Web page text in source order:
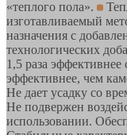
«теплого пола».
изготавливаемый
назначения с
технологических
1,5 раза
эффективнее, чем
Не дает усадку со
Не подвержен
использовании.